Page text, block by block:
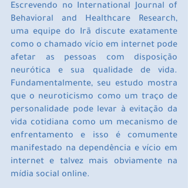
Escrevendo no International Journal of
Behavioral and Healthcare Research,
uma equipe do Irã discute exatamente
como o chamado vício em internet pode
afetar as pessoas com disposição
neurótica e sua qualidade de vida.
Fundamentalmente, seu estudo mostra
que o neuroticismo como um traço de
personalidade pode levar à evitação da
vida cotidiana como um mecanismo de
enfrentamento e isso é comumente
manifestado na dependência e vício em
internet e talvez mais obviamente na
mídia social online.